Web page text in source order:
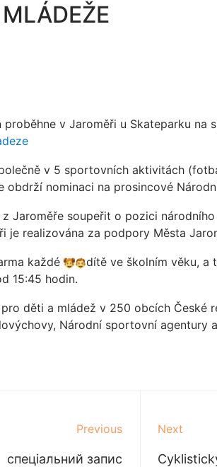
v Jaroměři u Skateparku na
v 5 sportovních aktivitách
obdrží nominaci na prosincové
Jaroměře soupeřit o pozici
je realizována za podpory Města
každé dítě ve školním věku, a
15:45 hodin.
děti a mládež v 250 obcích České
Národní sportovní agentury
Previous
спеціальний запис
Next